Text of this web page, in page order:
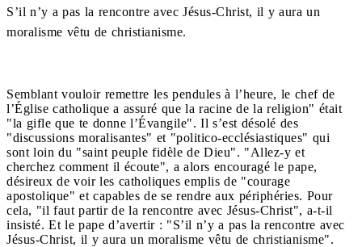
S’il n’y a pas la rencontre avec Jésus-Christ, il y aura un
moralisme vêtu de christianisme.
Semblant vouloir remettre les pendules à l’heure, le chef de
l’Église catholique a assuré que la racine de la religion" était
"la gifle que te donne l’Évangile". Il s’est désolé des
"discussions moralisantes" et "politico-ecclésiastiques" qui
sont loin du "saint peuple fidèle de Dieu". "Allez-y et
cherchez comment il écoute", a alors encouragé le pape,
désireux de voir les catholiques emplis de "courage
apostolique" et capables de se rendre aux périphéries. Pour
cela, "il faut partir de la rencontre avec Jésus-Christ", a-t-il
insisté. Et le pape d’avertir : "S’il n’y a pas la rencontre avec
Jésus-Christ, il y aura un moralisme vêtu de christianisme".